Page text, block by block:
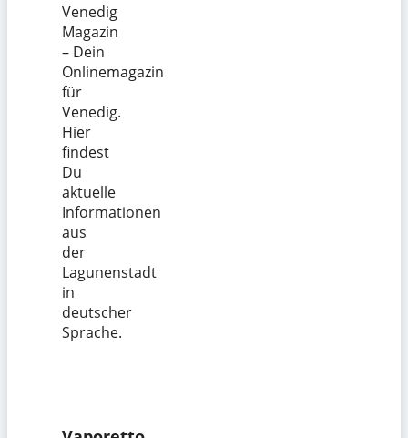
Venedig
Magazin
– Dein
Onlinemagazin
für
Venedig.
Hier
findest
Du
aktuelle
Informationen
aus
der
Lagunenstadt
in
deutscher
Sprache.